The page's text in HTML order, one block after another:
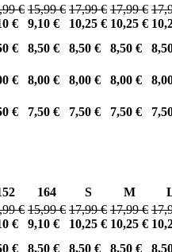
€
€
15,99 €
9,10 €
17,99 €
10,25 €
17,99 €
10,25 €
€ 8,50 € 8,50 € 8,50 €
€ 8,00 € 8,00 € 8,00 €
€ 7,50 € 7,50 € 7,50 €
164 S M
€
€
15,99 €
9,10 €
17,99 €
10,25 €
17,99 €
10,25 €
€ 8,50 € 8,50 € 8,50 €